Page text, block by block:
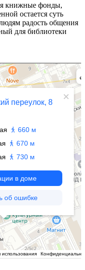
книжные фонды,
остается суть
радость общения
для библиотеки
метро Новокузнецкая —